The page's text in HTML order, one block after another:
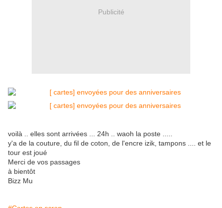
Publicité
voilà .. elles sont arrivées ... 24h .. waoh la poste .....
y'a de la couture, du fil de coton, de l'encre izik, tampons .... et le
tour est joué
Merci de vos passages
à bientôt
Bizz Mu